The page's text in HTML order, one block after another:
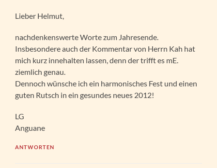
Lieber Helmut,
nachdenkenswerte Worte zum Jahresende.
Insbesondere auch der Kommentar von Herrn Kah hat
mich kurz innehalten lassen, denn der trifft es mE.
ziemlich genau.
Dennoch wünsche ich ein harmonisches Fest und einen
guten Rutsch in ein gesundes neues 2012!
LG
Anguane
ANTWORTEN